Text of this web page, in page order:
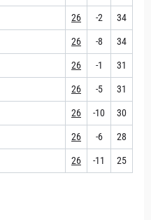
26 -2 34
26 -8 34
26 -1 31
26 -5 31
26 -10 30
26 -6 28
26 -11 25